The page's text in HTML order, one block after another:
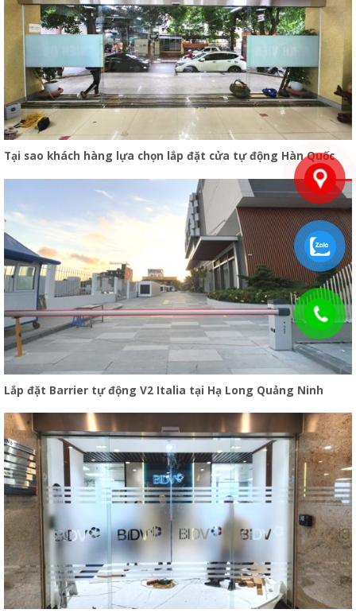
Tại sao khách hàng lựa chọn lắp đặt cửa tự động Hàn Quốc
Lắp đặt Barrier tự động V2 Italia tại Hạ Long Quảng Ninh